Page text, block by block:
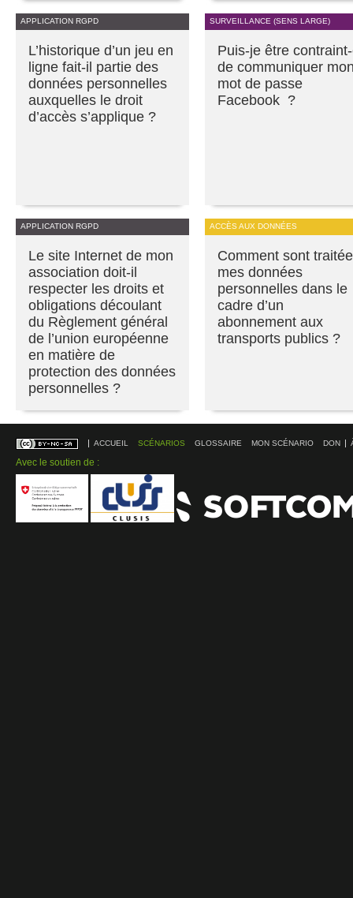
APPLICATION RGPD
L’historique d’un jeu en
ligne fait-il partie des
données personnelles
auxquelles le droit
d’accès s’applique ?
SURVEILLANCE (SENS LARGE)
Puis-je être
de communiquer
mot de passe
Facebook ?
APPLICATION RGPD
Le site Internet de mon
association doit-il
respecter les droits et
obligations découlant
du Règlement général
de l’union européenne
en matière de
protection des données
personnelles ?
ACCÈS AUX DONNÉES
Comment sont
mes données
personnelles dans le
cadre d’un
abonnement aux
transports publics ?
ACCUEIL SCÉNARIOS GLOSSAIRE MON SCÉNARIO DON
Avec le soutien de :